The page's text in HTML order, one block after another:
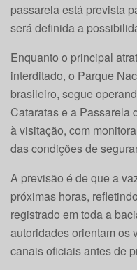
passarela está prevista
será definida a
Enquanto o principal
interditado, o Parque
brasileiro, segue
Cataratas e a Passarela
à visitação, com
das condições de
A previsão é de que a
próximas horas,
registrado em toda a
autoridades orientam os
canais oficiais antes de